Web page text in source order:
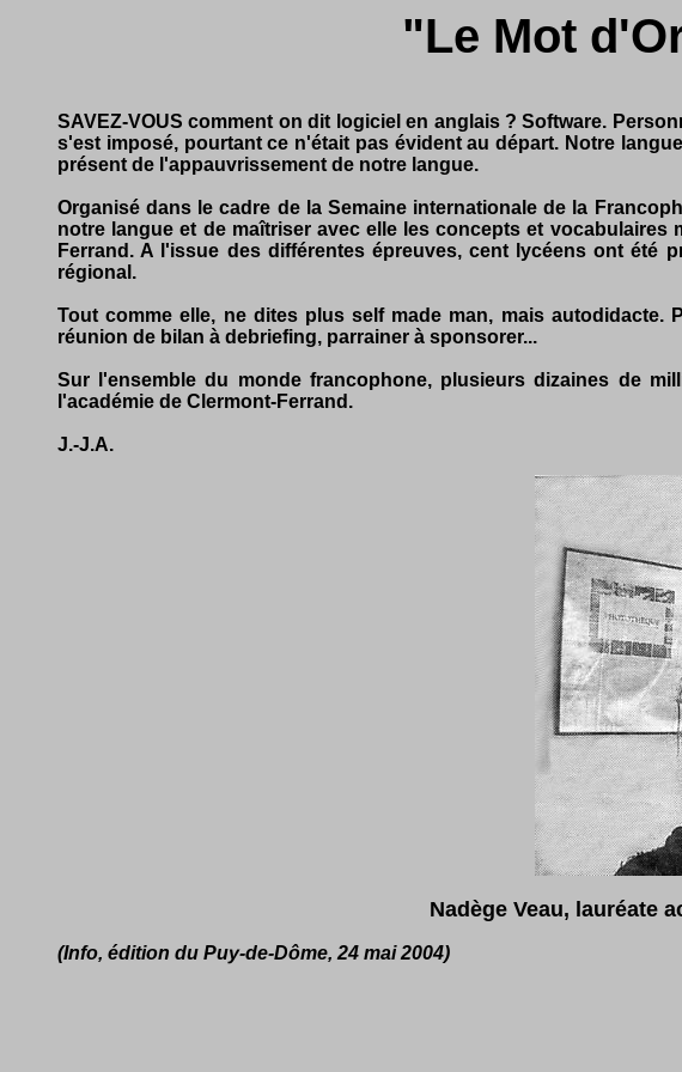
"Le Mot
SAVEZ-VOUS comment on dit logiciel en anglais ? Software.
s'est imposé, pourtant ce n'était pas évident au départ. Notre
présent de l'appauvrissement de notre langue.
Organisé dans le cadre de la Semaine internationale de la
notre langue et de maîtriser avec elle les concepts et vocabulaires
Ferrand. A l'issue des différentes épreuves, cent lycéens ont été
régional.
Tout comme elle, ne dites plus self made man, mais
réunion de bilan à debriefing, parrainer à sponsorer...
Sur l'ensemble du monde francophone, plusieurs dizaines de
l'académie de Clermont-Ferrand.
J.-J.A.
Nadège Veau, lauréate
(Info, édition du Puy-de-Dôme, 24 mai 2004)